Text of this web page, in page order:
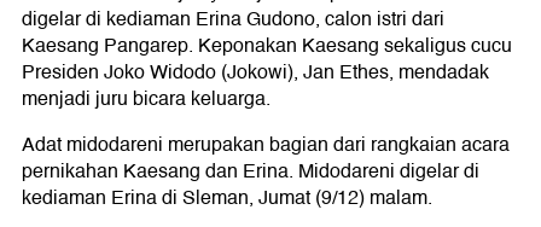
digelar di kediaman Erina Gudono, calon istri dari
Kaesang Pangarep. Keponakan Kaesang sekaligus cucu
Presiden Joko Widodo (Jokowi), Jan Ethes, mendadak
menjadi juru bicara keluarga.
Adat midodareni merupakan bagian dari rangkaian acara
pernikahan Kaesang dan Erina. Midodareni digelar di
kediaman Erina di Sleman, Jumat (9/12) malam.